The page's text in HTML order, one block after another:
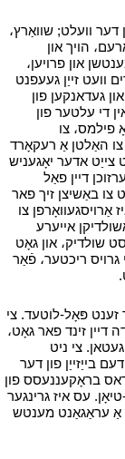
דער וועלט; שוואַרץ،
הויך און
און פרויען،
וועט זייַן געעפנט
געדאנקען פון
די עלטער פון
פילמס، צו
צו האַלטן אַ רעקאָרד
צייַט אדער יאָגעניש
דיין פאַל
צו באַשיצן זיך פאר
צו
אייערע
שולדיק، און גאָט
גרויס ריכטער، פֿאַר
זענט פּאָל-לוטעד. צי
דיין זינד פאר גאָט،
צי ניט
בייַזייַן פון דער
דאס בראָקעננעסס פון
טיאָן. עס איז גרינגער
אַ עראַגאַנט מענטש